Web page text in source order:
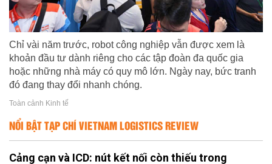
Chỉ vài năm trước, robot công nghiệp vẫn được xem là
khoản đầu tư dành riêng cho các tập đoàn đa quốc gia
hoặc những nhà máy có quy mô lớn. Ngày nay, bức tranh
đó đang thay đổi nhanh chóng.
Toàn cảnh Kinh tế
NỔI BẬT TẠP CHÍ VIETNAM LOGISTICS REVIEW
Cảng cạn và ICD: nút kết nối còn thiếu trong